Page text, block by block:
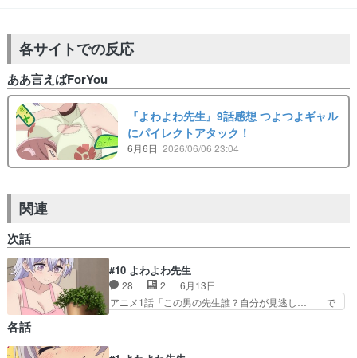
各サイトでの反応
ああ言えばForYou
『よわよわ先生』9話感想 つよつよギャル
にパイレクトアタック！
6月6日 2026/06/06 23:04
関連
次話
#10 よわよわ先生
28 2
6月13日
アニメ1話「この男の先生誰？自分が見逃し… で
各話